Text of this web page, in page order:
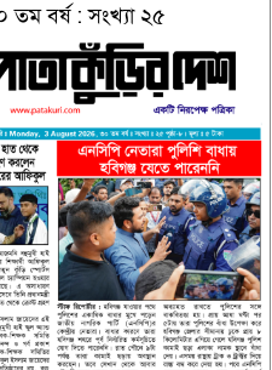
বর্ষ : সংখ্যা ২৫